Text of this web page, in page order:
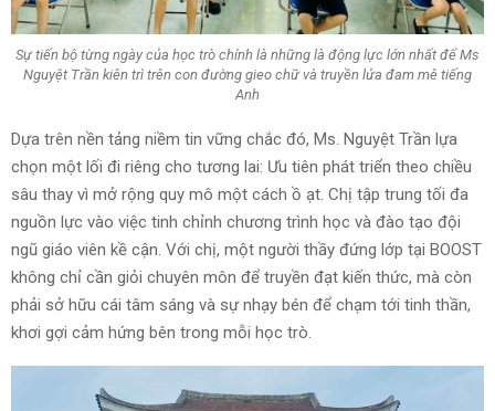
Sự tiến bộ từng ngày của học trò chính là những là động lực lớn nhất để Ms
Nguyệt Trần kiên trì trên con đường gieo chữ và truyền lửa đam mê tiếng
Anh
Dựa trên nền tảng niềm tin vững chắc đó, Ms. Nguyệt Trần lựa
chọn một lối đi riêng cho tương lai: Ưu tiên phát triển theo chiều
sâu thay vì mở rộng quy mô một cách ồ ạt. Chị tập trung tối đa
nguồn lực vào việc tinh chỉnh chương trình học và đào tạo đội
ngũ giáo viên kề cận. Với chị, một người thầy đứng lớp tại BOOST
không chỉ cần giỏi chuyên môn để truyền đạt kiến thức, mà còn
phải sở hữu cái tâm sáng và sự nhạy bén để chạm tới tinh thần,
khơi gợi cảm hứng bên trong mỗi học trò.